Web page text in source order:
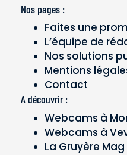
Nos pages :
Faites une
L’équipe de
Nos solutions
Mentions
Contact
A découvrir :
Webcams à
Webcams à
La Gruyère Mag